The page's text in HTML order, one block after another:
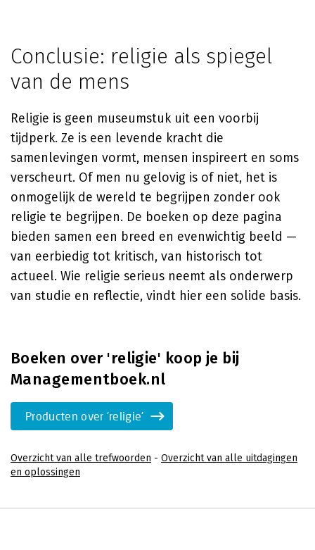
Conclusie: religie als spiegel
van de mens
Religie is geen museum­stuk uit een voorbij
tijdperk. Ze is een levende kracht die
samenlevingen vormt, mensen inspireert en soms
verscheurt. Of men nu gelovig is of niet, het is
onmogelijk de wereld te begrijpen zonder ook
religie te begrijpen. De boeken op deze pagina
bieden samen een breed en evenwichtig beeld —
van eerbiedig tot kritisch, van historisch tot
actueel. Wie religie serieus neemt als onderwerp
van studie en reflectie, vindt hier een solide basis.
Boeken over 'religie' koop je bij
Managementboek.nl
Producten over 'religie'
Overzicht van alle trefwoorden - Overzicht van alle uitdagingen
en oplossingen